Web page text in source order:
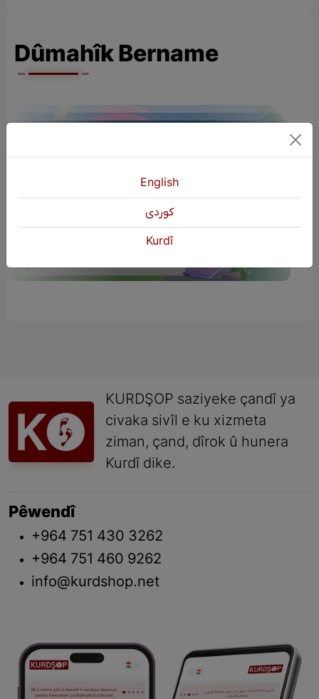
Dûmahîk Bername
ÇÎROKÊN ZAROKAN (Çîroka Mam
Homere)
KURDŞOP saziyeke çandî ya
civaka sivîl e ku xizmeta
ziman, çand, dîrok û hunera
Kurdî dike.
Pêwendî
+964 751 430 3262
+964 751 460 9262
info@kurdshop.net
English
كوردی
Kurdî